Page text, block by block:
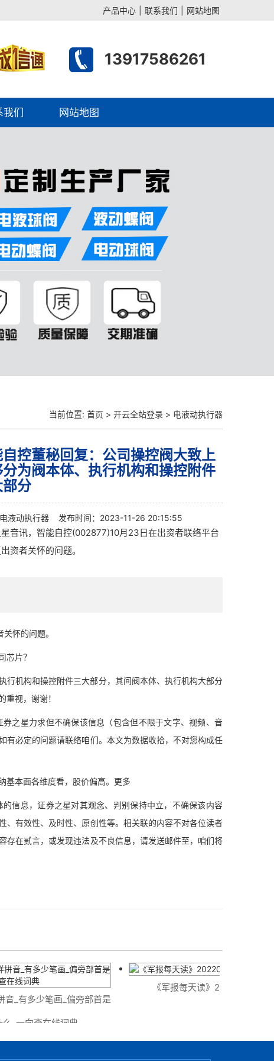
产品中心 联系我们 网站地图
13917586261
们 网站地图
当前位置: 首页 > 开云全站登录 > 电液动执行器
控董秘回复：公司操控阀大致上
为阀本体、执行机构和操控附件
分
电液动执行器 发布时间：2023-11-26 20:15:55
音讯，智能自控(002877)10月23日在出资者联络平台
出资者关怀的问题。
怀的问题。
片？
机构和操控附件三大部分，其间阀本体、执行机构大部分
视，谢谢！
之星力求但不确保该信息（包含但不限于文字、视频、音
有必定的问题请联络咱们。本文为数据收拾，不对您构成任
本面各维度看，股价偏高。更多
信息，证券之星对其观念、判别保持中立，不确保该内容
、有效性、及时性、原创性等。相关联的内容不对各位读者
存在贰言，或发现违法及不良信息，请发送邮件至，咱们将
_有多少笔画_偏旁部首是
_一向查在线词典
《军报每天读》20220715